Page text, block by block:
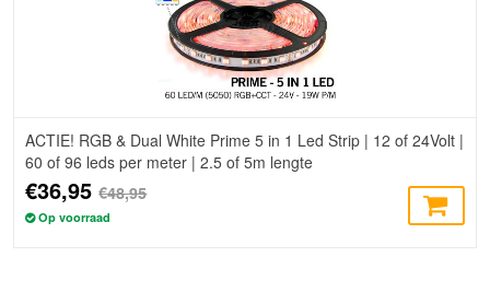
ACTIE! RGB & Dual White Prime 5 in 1 Led Strip | 12 of 24Volt |
60 of 96 leds per meter | 2.5 of 5m lengte
€36,95€48,95
Op voorraad